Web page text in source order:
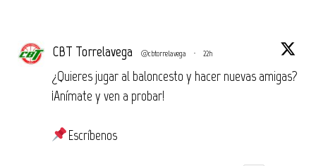
CBT Torrelavega @cbtorrelavega · 22h
¿Quieres jugar al baloncesto y hacer nuevas amigas?
¡Anímate y ven a probar!
Escríbenos